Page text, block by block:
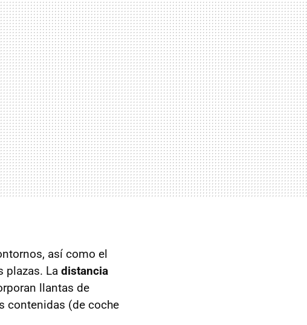
así como el
plazas. La distancia
llantas de
contenidas (de coche